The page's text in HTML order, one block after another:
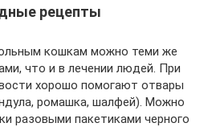
рецепты
кошкам можно теми же
что и в лечении людей. При
хорошо помогают отвары
ромашка, шалфей). Можно
разовыми пакетиками черного